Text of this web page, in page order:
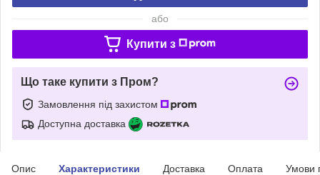
або
Купити з
Що таке купити з Пром?
Замовлення під захистом
Доступна доставка
Опис Характеристики Доставка Оплата Умови